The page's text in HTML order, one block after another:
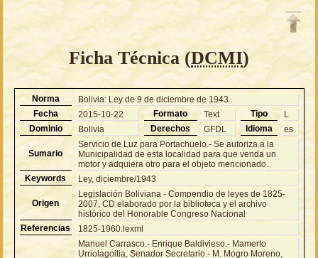
Ficha Técnica (DCMI)
Norma
Bolivia: Ley de 9 de diciembre de 1943
Fecha
2015-10-22 Formato Text Tipo
L
Dominio
Bolivia Derechos GFDL Idioma es
Sumario
Servicio de Luz para Portachuelo.- Se autoriza a la
Municipalidad de esta localidad para que venda un
motor y adquiera otro para el objeto mencionado.
Keywords
Ley, diciembre/1943
Origen
Legislación Boliviana - Compendio de leyes de 1825-
2007, CD elaborado por la biblioteca y el archivo
histórico del Honorable Congreso Nacional
Referencias
1825-1960.lexml
Manuel Carrasco.- Enrique Baldivieso.- Mamerto
Urriolagoitia, Senador Secretario.- M. Mogro Moreno,